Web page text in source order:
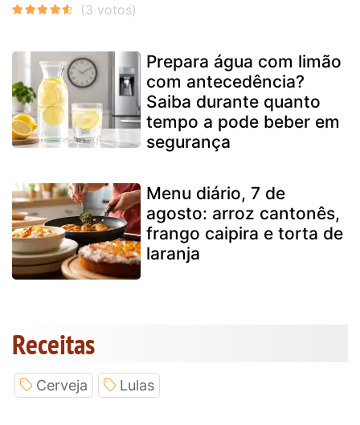
Prepara água com limão
com antecedência?
Saiba durante quanto
tempo a pode beber em
segurança
Menu diário, 7 de
agosto: arroz cantonês,
frango caipira e torta de
laranja
Receitas
Cerveja Lulas